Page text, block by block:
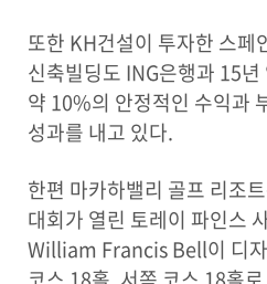
또한 KH건설이 투자한 스페
신축빌딩도 ING은행과 15
약 10%의 안정적인 수익과
성과를 내고 있다.
한편 마카하밸리 골프 리조
대회가 열린 토레이 파인스
William Francis Bell이 디